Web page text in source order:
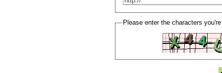
Please enter the characters